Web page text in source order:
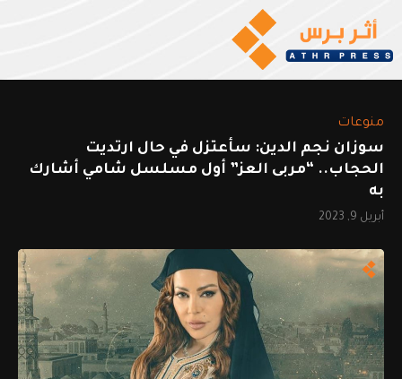
منوعات
سوزان نجم الدين: سأعتزل في حال ارتديت
الحجاب.. “مربى العز” أول مسلسل شامي أشارك
به
أبريل 9, 2023